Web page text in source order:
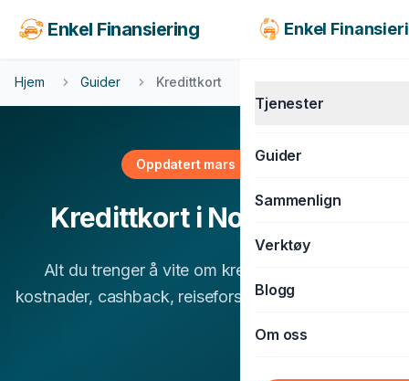
Enkel Finansiering Enkel
Tjenester
MC-lån
Guider
Sammenlign
Verktøy
Blogg
Om oss
Hjem Guider Kredittkort
Oppdatert mars 2026
Kredittkort i Norge 2026
Alt du trenger å vite om kredittkort — typer,
kostnader, cashback, reiseforsikring og smart bruk.